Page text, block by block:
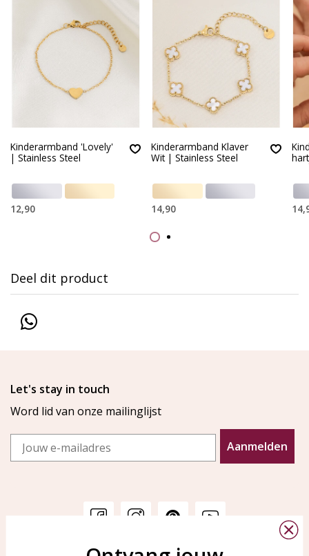
Kinderarmband 'Lovely'
| Stainless Steel
12,90
Kinderarmband Klaver
Wit | Stainless Steel
14,90
Deel dit product
Let's stay in touch
Word lid van onze mailinglijst
Email
Aanmelden